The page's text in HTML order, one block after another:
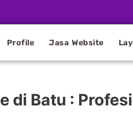
Profile Jasa Website
di Batu :